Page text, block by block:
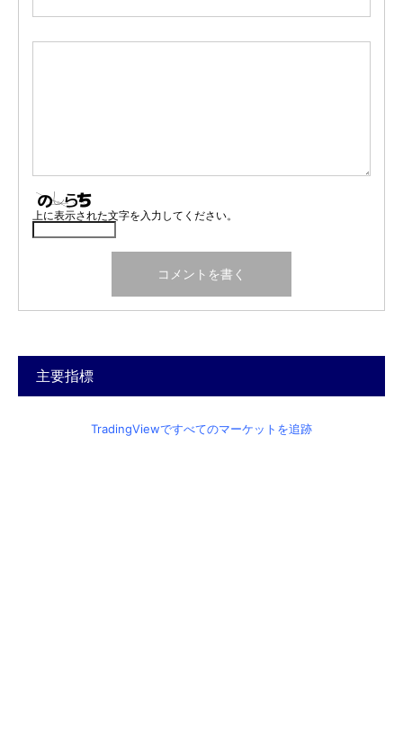
上に表示された文字を入力してください。
主要指標
TradingViewですべてのマーケットを追跡